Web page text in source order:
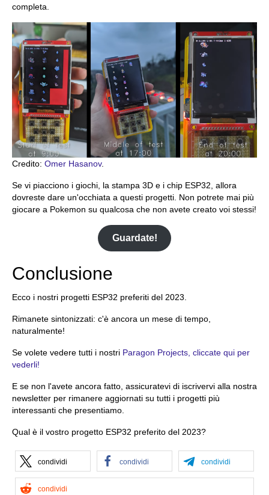
completa.
Credito: Omer Hasanov.
Se vi piacciono i giochi, la stampa 3D e i chip ESP32, allora
dovreste dare un'occhiata a questi progetti. Non potrete mai più
giocare a Pokemon su qualcosa che non avete creato voi stessi!
Guardate!
Conclusione
Ecco i nostri progetti ESP32 preferiti del 2023.
Rimanete sintonizzati: c'è ancora un mese di tempo,
naturalmente!
Se volete vedere tutti i nostri Paragon Projects, cliccate qui per
vederli!
E se non l'avete ancora fatto, assicuratevi di iscrivervi alla nostra
newsletter per rimanere aggiornati su tutti i progetti più
interessanti che presentiamo.
Qual è il vostro progetto ESP32 preferito del 2023?
condividi condividi condividi
condividi